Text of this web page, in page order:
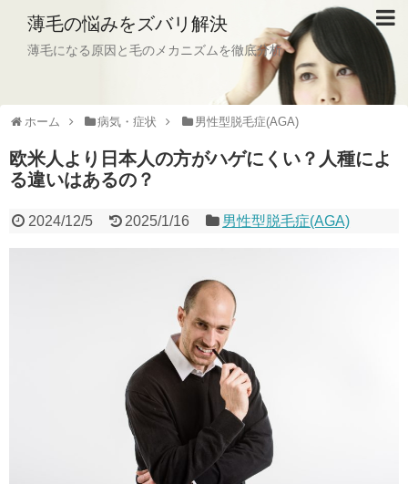
薄毛の悩みをズバリ解決
薄毛になる原因と毛のメカニズムを徹底分析
ホーム 病気・症状 男性型脱毛症(AGA)
欧米人より日本人の方がハゲにくい？人種によ
る違いはあるの？
2024/12/5 2025/1/16 男性型脱毛症(AGA)